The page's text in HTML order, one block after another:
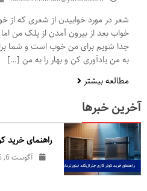
شعر در مورد خوابیدن از شعری که از
خواب بعد از بیرون آمدن از پلک من
جدا شویم برای من خوب است و شما
به من یادآوری کن و بهار را به من […]
مطالعه بیشتر
آخرین خبرها
راهنمای خرید
آگوست 6, 2026